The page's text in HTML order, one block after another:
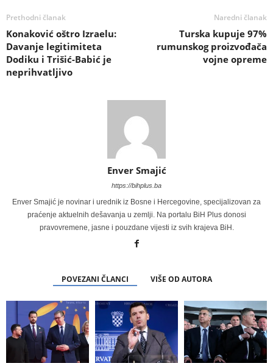
Prethodni članak
Konaković oštro Izraelu:
Davanje legitimiteta
Dodiku i Trišić-Babić je
neprihvatljivo
Naredni članak
Turska kupuje 97%
rumunskog proizvođača
vojne opreme
Enver Smajić
https://bihplus.ba
Enver Smajić je novinar i urednik iz Bosne i Hercegovine, specijalizovan za
praćenje aktuelnih dešavanja u zemlji. Na portalu BiH Plus donosi
pravovremene, jasne i pouzdane vijesti iz svih krajeva BiH.
POVEZANI ČLANCI VIŠE OD AUTORA